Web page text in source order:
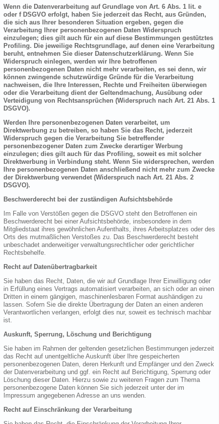
Wenn die Datenverarbeitung auf Grundlage von Art. 6 Abs. 1 lit. e
oder f DSGVO erfolgt, haben Sie jederzeit das Recht, aus Gründen,
die sich aus Ihrer besonderen Situation ergeben, gegen die
Verarbeitung Ihrer personenbezogenen Daten Widerspruch
einzulegen; dies gilt auch für ein auf diese Bestimmungen gestütztes
Profiling. Die jeweilige Rechtsgrundlage, auf denen eine Verarbeitung
beruht, entnehmen Sie dieser Datenschutzerklärung. Wenn Sie
Widerspruch einlegen, werden wir Ihre betroffenen
personenbezogenen Daten nicht mehr verarbeiten, es sei denn, wir
können zwingende schutzwürdige Gründe für die Verarbeitung
nachweisen, die Ihre Interessen, Rechte und Freiheiten überwiegen
oder die Verarbeitung dient der Geltendmachung, Ausübung oder
Verteidigung von Rechtsansprüchen (Widerspruch nach Art. 21 Abs. 1
DSGVO).
Werden Ihre personenbezogenen Daten verarbeitet, um
Direktwerbung zu betreiben, so haben Sie das Recht, jederzeit
Widerspruch gegen die Verarbeitung Sie betreffender
personenbezogener Daten zum Zwecke derartiger Werbung
einzulegen; dies gilt auch für das Profiling, soweit es mit solcher
Direktwerbung in Verbindung steht. Wenn Sie widersprechen, werden
Ihre personenbezogenen Daten anschließend nicht mehr zum Zwecke
der Direktwerbung verwendet (Widerspruch nach Art. 21 Abs. 2
DSGVO).
Beschwerderecht bei der zuständigen Aufsichtsbehörde
Im Falle von Verstößen gegen die DSGVO steht den Betroffenen ein
Beschwerderecht bei einer Aufsichtsbehörde, insbesondere in dem
Mitgliedstaat ihres gewöhnlichen Aufenthalts, ihres Arbeitsplatzes oder des
Orts des mutmaßlichen Verstoßes zu. Das Beschwerderecht besteht
unbeschadet anderweitiger verwaltungsrechtlicher oder gerichtlicher
Rechtsbehelfe.
Recht auf Datenübertragbarkeit
Sie haben das Recht, Daten, die wir auf Grundlage Ihrer Einwilligung oder
in Erfüllung eines Vertrags automatisiert verarbeiten, an sich oder an einen
Dritten in einem gängigen, maschinenlesbaren Format aushändigen zu
lassen. Sofern Sie die direkte Übertragung der Daten an einen anderen
Verantwortlichen verlangen, erfolgt dies nur, soweit es technisch machbar
ist.
Auskunft, Sperrung, Löschung und Berichtigung
Sie haben im Rahmen der geltenden gesetzlichen Bestimmungen jederzeit
das Recht auf unentgeltliche Auskunft über Ihre gespeicherten
personenbezogenen Daten, deren Herkunft und Empfänger und den Zweck
der Datenverarbeitung und ggf. ein Recht auf Berichtigung, Sperrung oder
Löschung dieser Daten. Hierzu sowie zu weiteren Fragen zum Thema
personenbezogene Daten können Sie sich jederzeit unter der im
Impressum angegebenen Adresse an uns wenden.
Recht auf Einschränkung der Verarbeitung